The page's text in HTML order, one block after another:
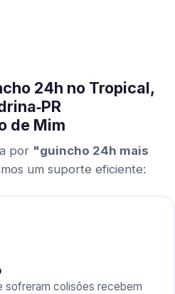
24h no Tropical,
de Mim
por "guincho 24h mais
um suporte eficiente:
sofreram colisões recebem